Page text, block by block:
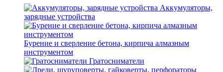
Аккумуляторы,
зарядные устройства
Бурение и сверление бетона, кирпича алмазным
инструментом
Гратосниматели